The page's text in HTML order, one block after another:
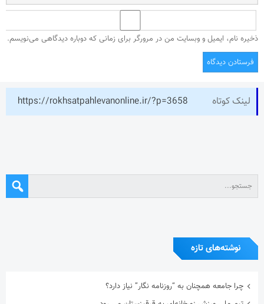
ذخیره نام، ایمیل و وبسایت من در مرورگر برای زمانی که دوباره دیدگاهی می‌نویسم.
لینک کوتاه https://rokhsatpahlevanonline.ir/?p=3658
نوشته‌های تازه
چرا جامعه همچنان به “روزنامه نگار” نیاز دارد؟